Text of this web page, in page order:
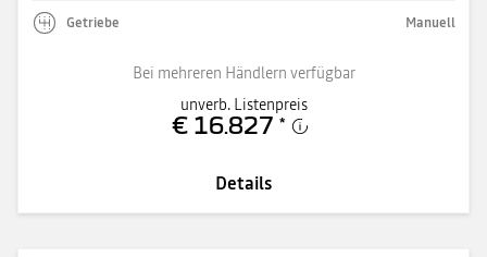
Getriebe Manuell
Bei mehreren Händlern verfügbar
unverb. Listenpreis
€ 16.827 *
Details